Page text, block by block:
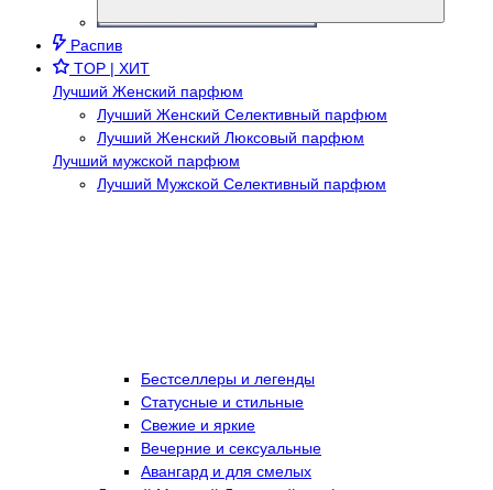
Распив
TOP | ХИТ
Лучший Женский парфюм
Лучший Женский Селективный парфюм
Лучший Женский Люксовый парфюм
Лучший мужской парфюм
Лучший Мужской Селективный парфюм
Бестселлеры и легенды
Статусные и стильные
Свежие и яркие
Вечерние и сексуальные
Авангард и для смелых